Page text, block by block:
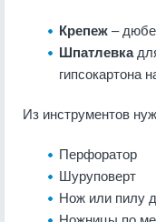
Крепеж–
Шпатлевка
гипсокартона
Из инструментов
Перфоратор
Шуруповерт
Нож или пилу